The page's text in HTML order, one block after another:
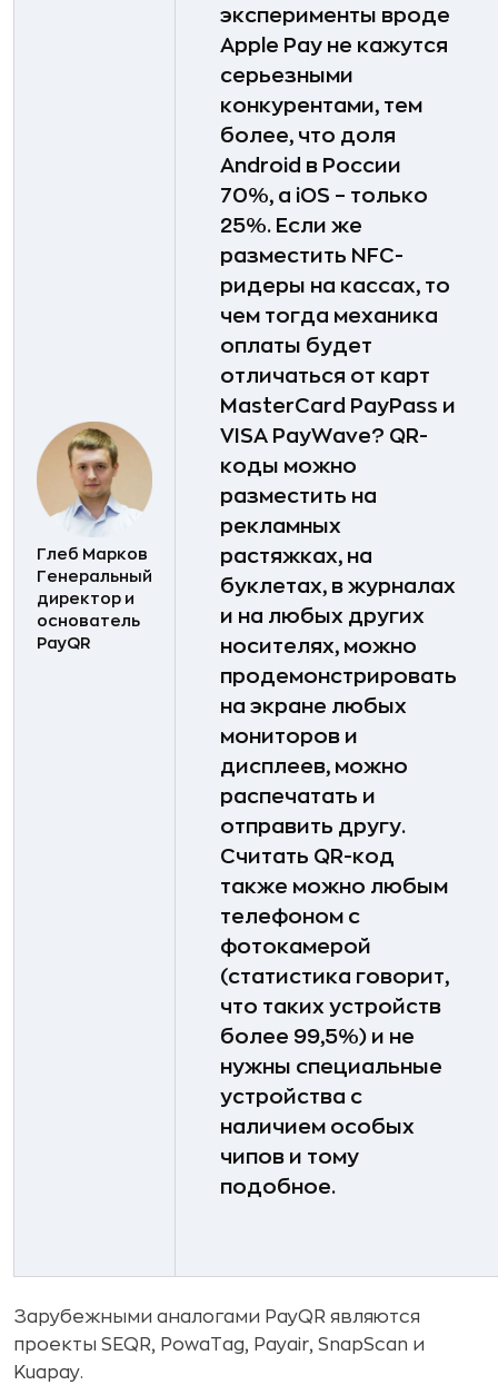
Глеб Марков
Генеральный
директор и
основатель
PayQR
эксперименты вроде
Apple Pay не кажутся
серьезными
конкурентами, тем
более, что доля
Android в России
70%, а iOS – только
25%. Если же
разместить NFC-
ридеры на кассах, то
чем тогда механика
оплаты будет
отличаться от карт
MasterCard PayPass и
VISA PayWave? QR-
коды можно
разместить на
рекламных
растяжках, на
буклетах, в журналах
и на любых других
носителях, можно
продемонстрировать
на экране любых
мониторов и
дисплеев, можно
распечатать и
отправить другу.
Считать QR-код
также можно любым
телефоном с
фотокамерой
(статистика говорит,
что таких устройств
более 99,5%) и не
нужны специальные
устройства с
наличием особых
чипов и тому
подобное.
Зарубежными аналогами PayQR являются
проекты SEQR, PowaTag, Payair, SnapScan и
Kuapay.